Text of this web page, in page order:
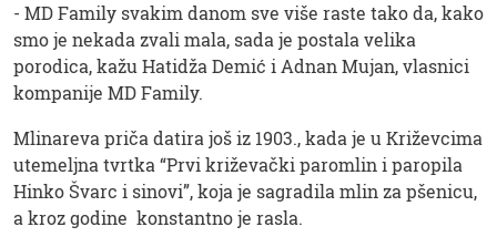
- MD Family svakim danom sve više raste tako da, kako
smo je nekada zvali mala, sada je postala velika
porodica, kažu Hatidža Demić i Adnan Mujan, vlasnici
kompanije MD Family.
Mlinareva priča datira još iz 1903., kada je u Križevcima
utemeljna tvrtka “Prvi križevački paromlin i paropila
Hinko Švarc i sinovi”, koja je sagradila mlin za pšenicu,
a kroz godine konstantno je rasla.